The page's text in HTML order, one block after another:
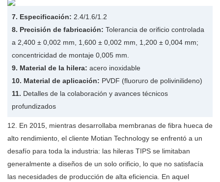
7. Especificación: 2.4/1.6/1.2
8. Precisión de fabricación: Tolerancia de orificio controlada
a 2,400 ± 0,002 mm, 1,600 ± 0,002 mm, 1,200 ± 0,004 mm;
concentricidad de montaje 0,005 mm.
9. Material de la hilera: acero inoxidable
10. Material de aplicación: PVDF (fluoruro de polivinilideno)
11. Detalles de la colaboración y avances técnicos
profundizados
12. En 2015, mientras desarrollaba membranas de fibra hueca de
alto rendimiento, el cliente Motian Technology se enfrentó a un
desafío para toda la industria: las hileras TIPS se limitaban
generalmente a diseños de un solo orificio, lo que no satisfacía
las necesidades de producción de alta eficiencia. En aquel